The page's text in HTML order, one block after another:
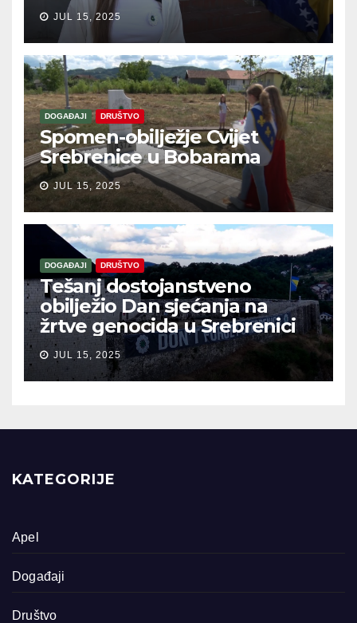
JUL 15, 2025
DOGAĐAJI DRUŠTVO
Spomen-obilježje Cvijet
Srebrenice u Bobarama
JUL 15, 2025
DOGAĐAJI DRUŠTVO
Tešanj dostojanstveno
obilježio Dan sjećanja na
žrtve genocida u Srebrenici
JUL 15, 2025
KATEGORIJE
Apel
Događaji
Društvo